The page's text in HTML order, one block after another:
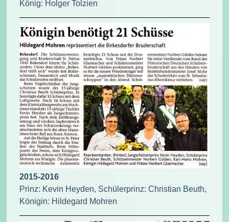
König: Holger Tolzien
2015-2016
Prinz: Kevin Heyden, Schülerprinz: Christian Beuth,
Königin: Hildegard Mohren